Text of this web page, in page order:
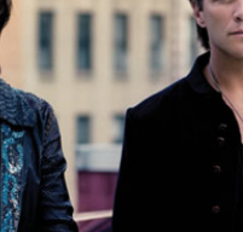
DOS
NAMORADOS